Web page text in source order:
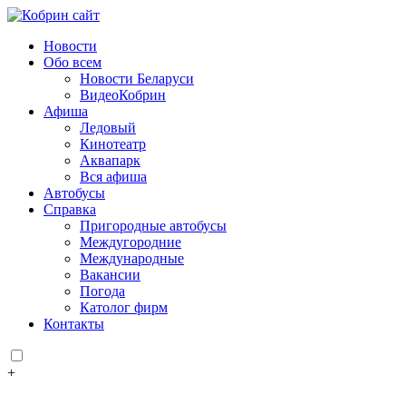
Новости
Обо всем
Новости Беларуси
ВидеоКобрин
Афиша
Ледовый
Кинотеатр
Аквапарк
Вся афиша
Автобусы
Справка
Пригородные автобусы
Междугородние
Международные
Вакансии
Погода
Католог фирм
Контакты
+